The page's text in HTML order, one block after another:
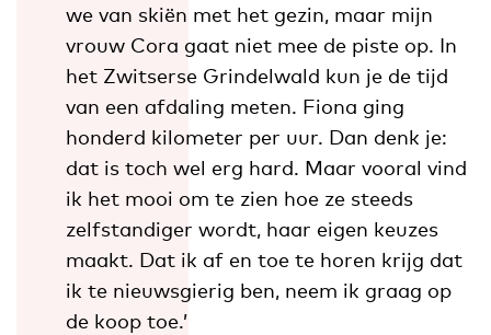
we van skiën met het gezin, maar mijn
vrouw Cora gaat niet mee de piste op. In
het Zwitserse Grindelwald kun je de tijd
van een afdaling meten. Fiona ging
honderd kilometer per uur. Dan denk je:
dat is toch wel erg hard. Maar vooral vind
ik het mooi om te zien hoe ze steeds
zelfstandiger wordt, haar eigen keuzes
maakt. Dat ik af en toe te horen krijg dat
ik te nieuwsgierig ben, neem ik graag op
de koop toe.’